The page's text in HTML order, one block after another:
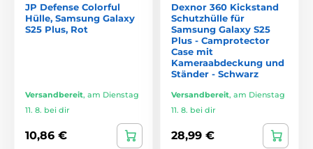
JP Defense Colorful
Hülle, Samsung Galaxy
S25 Plus, Rot
Versandbereit, am Dienstag
11. 8. bei dir
10,86 €
Dexnor 360 Kickstand
Schutzhülle für
Samsung Galaxy S25
Plus - Camprotector
Case mit
Kameraabdeckung und
Ständer - Schwarz
Versandbereit, am Dienstag
11. 8. bei dir
28,99 €